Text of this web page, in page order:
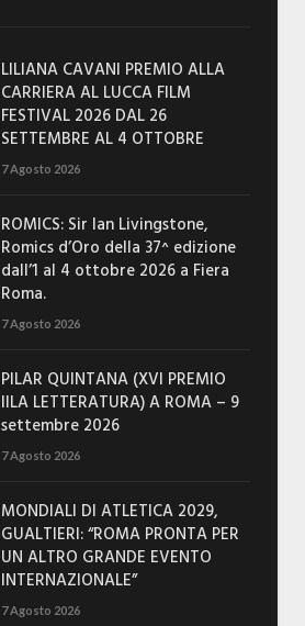
LILIANA CAVANI PREMIO ALLA
CARRIERA AL LUCCA FILM
FESTIVAL 2026 DAL 26
SETTEMBRE AL 4 OTTOBRE
7 Agosto 2026
ROMICS: Sir Ian Livingstone,
Romics d’Oro della 37^ edizione
dall’1 al 4 ottobre 2026 a Fiera
Roma.
7 Agosto 2026
PILAR QUINTANA (XVI PREMIO
IILA LETTERATURA) A ROMA – 9
settembre 2026
7 Agosto 2026
MONDIALI DI ATLETICA 2029,
GUALTIERI: “ROMA PRONTA PER
UN ALTRO GRANDE EVENTO
INTERNAZIONALE”
7 Agosto 2026